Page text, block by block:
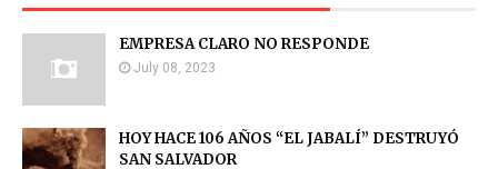
EMPRESA CLARO NO RESPONDE
July 08, 2023
HOY HACE 106 AÑOS “EL JABALÍ” DESTRUYÓ
SAN SALVADOR